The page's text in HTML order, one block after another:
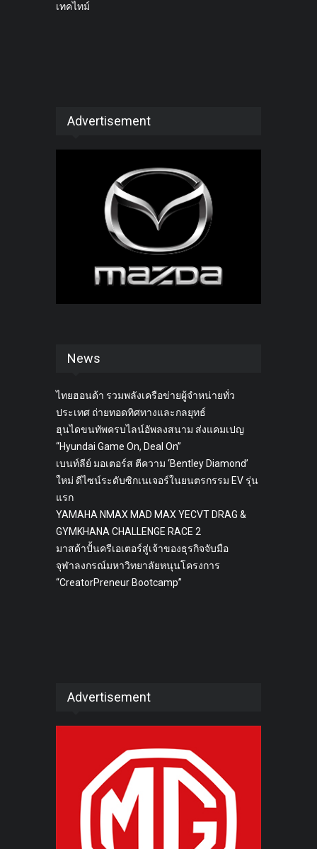
เทคไทม์
Advertisement
News
ไทยฮอนด้า รวมพลังเครือข่ายผู้จำหน่ายทั่ว
ประเทศ ถ่ายทอดทิศทางและกลยุทธ์
ฮุนไดขนทัพครบไลน์อัพลงสนาม ส่งแคมเปญ
“Hyundai Game On, Deal On”
เบนท์ลีย์ มอเตอร์ส ตีความ ‘Bentley Diamond’
ใหม่ ดีไซน์ระดับซิกเนเจอร์ในยนตรกรรม EV รุ่น
แรก
YAMAHA NMAX MAD MAX YECVT DRAG &
GYMKHANA CHALLENGE RACE 2
มาสด้าปั้นครีเอเตอร์สู่เจ้าของธุรกิจจับมือ
จุฬาลงกรณ์มหาวิทยาลัยหนุนโครงการ
“CreatorPreneur Bootcamp”
Advertisement